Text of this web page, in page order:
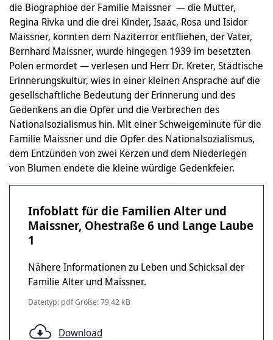
die Biographioe der Familie Maissner — die Mutter,
Regina Rivka und die drei Kinder, Isaac, Rosa und Isidor
Maissner, konnten dem Naziterror entfliehen, der Vater,
Bernhard Maissner, wurde hingegen 1939 im besetzten
Polen ermordet — verlesen und Herr Dr. Kreter, Städtische
Erinnerungskultur, wies in einer kleinen Ansprache auf die
gesellschaftliche Bedeutung der Erinnerung und des
Gedenkens an die Opfer und die Verbrechen des
Nationalsozialismus hin. Mit einer Schweigeminute für die
Familie Maissner und die Opfer des Nationalsozialismus,
dem Entzünden von zwei Kerzen und dem Niederlegen
von Blumen endete die kleine würdige Gedenkfeier.
Infoblatt für die Familien Alter und
Maissner, Ohestraße 6 und Lange Laube
1
Nähere Informationen zu Leben und Schicksal der
Familie Alter und Maissner.
Dateityp: pdf Größe: 79,42 kB
Download